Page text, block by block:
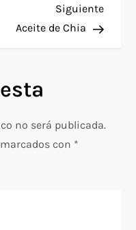
Siguiente
Aceite de Chia
no será publicada.
con *